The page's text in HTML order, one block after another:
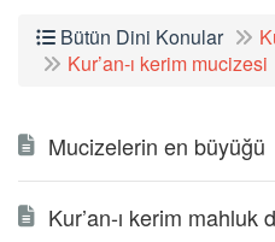
Bütün Dini Konular
Kur’an-ı kerim mucizesi
Mucizelerin en büyüğü
Kur’an-ı kerim mahluk